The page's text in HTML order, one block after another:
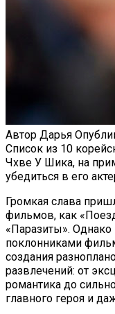
Автор Дарья
Список из 10
Чхве У Шика, на
убедиться в его
Громкая слава
фильмов, как
«Паразиты».
поклонниками
создания
развлечений: от
романтика до
главного героя и